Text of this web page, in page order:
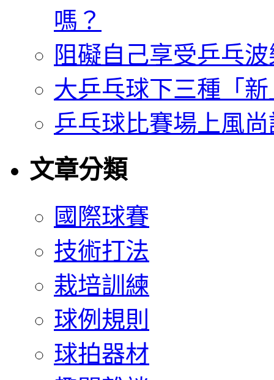
嗎？
阻礙自己享受乒乓
大乒乓球下三種「
乒乓球比賽場上風
文章分類
國際球賽
技術打法
栽培訓練
球例規則
球拍器材